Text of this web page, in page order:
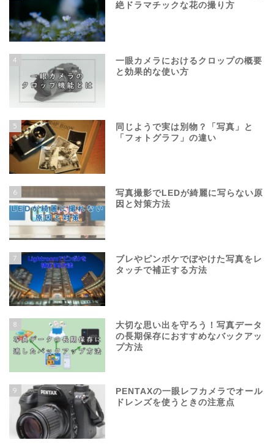
絶ドラマチックな花の撮り方
4
一眼カメラにおけるクロップの概要
と効果的な使い方
5
同じようで実は別物？「写真」と
「フォトグラフ」の違い
6
写真撮影でLEDが綺麗に写らない原
因と対策方法
7
ブレやピンボケでぼやけた写真をレ
タッチで補正する方法
8
大切な思い出を守ろう！写真データ
の長期保存におすすめなバックアッ
プ方法
9
PENTAXの一眼レフカメラでオール
ドレンズを使うときの注意点